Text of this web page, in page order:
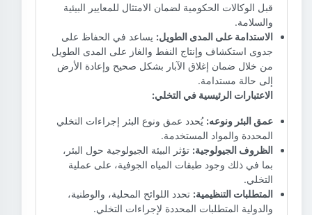
قبل الوكالات الحكومية لضمان الامتثال للمعايير البيئية
والسلامة.
الاستدامة على المدى الطويل: يساعد في الحفاظ على
جدوى استكشاف وإنتاج النفط والغاز على المدى الطويل
من خلال ضمان إغلاق الآبار بشكل صحيح وإعادة الأرض
إلى حالة مستدامة.
الاعتبارات الرئيسية في التخلي:
عمق البئر ونوعه: يُحدد عمق ونوع البئر إجراءات التخلي
المحددة والمواد المستخدمة.
الظروف الجيولوجية: تؤثر البيئة الجيولوجية حول البئر،
بما في ذلك وجود طبقات المياه الجوفية، على عملية
التخلي.
المتطلبات التنظيمية: تحدد اللوائح المحلية، والوطنية،
والدولية المتطلبات المحددة لإجراءات التخلي.